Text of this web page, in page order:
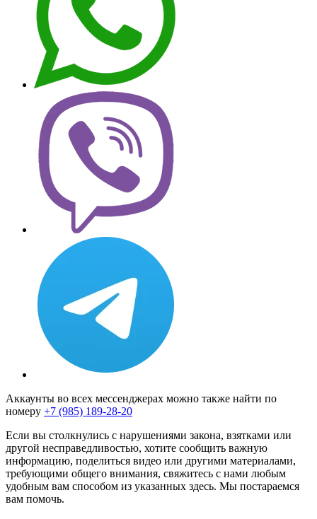
Аккаунты во всех мессенджерах можно также найти по
номеру +7 (985) 189-28-20
Если вы столкнулись с нарушениями закона, взятками или
другой несправедливостью, хотите сообщить важную
информацию, поделиться видео или другими материалами,
требующими общего внимания, свяжитесь с нами любым
удобным вам способом из указанных здесь. Мы постараемся
вам помочь.